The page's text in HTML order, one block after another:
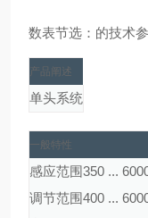
数表节选：的技术
产品阐述
单头系统
一般特性
感应范围350 ...
调节范围400 ...